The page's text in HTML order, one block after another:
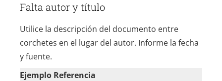
Falta autor y título
Utilice la descripción del documento entre
corchetes en el lugar del autor. Informe la fecha
y fuente.
Ejemplo Referencia